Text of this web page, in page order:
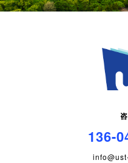
136-